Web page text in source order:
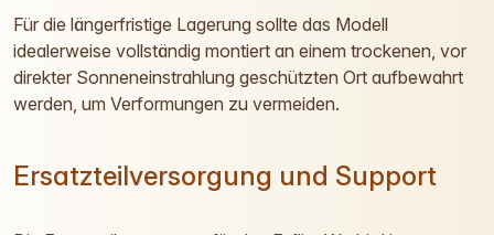
Für die längerfristige Lagerung sollte das Modell
idealerweise vollständig montiert an einem trockenen, vor
direkter Sonneneinstrahlung geschützten Ort aufbewahrt
werden, um Verformungen zu vermeiden.
Ersatzteilversorgung und Support